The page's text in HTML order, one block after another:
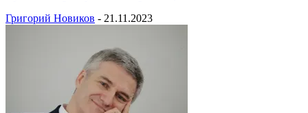
Григорий Новиков - 21.11.2023